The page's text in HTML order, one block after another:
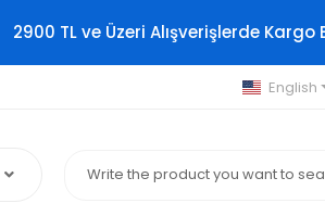
2900 TL ve Üzeri Alışverişlerde
English